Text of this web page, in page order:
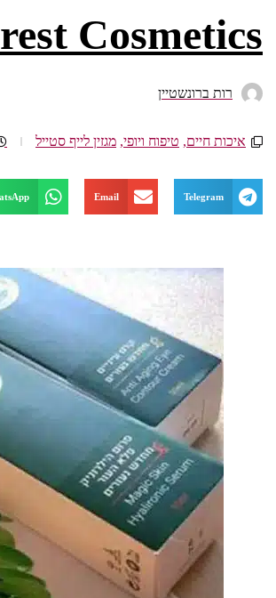
Cosmetics
רות ברונשטיין
איכות חיים, טיפוח ויופי, מגזין לייף סטייל
Telegram
Email